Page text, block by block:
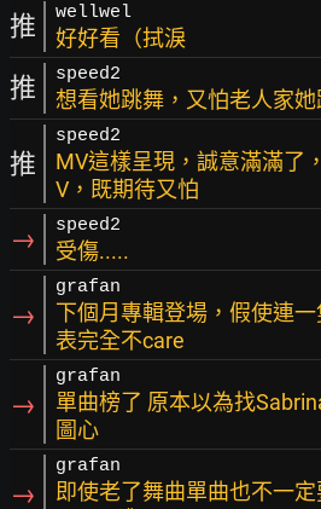
推 wellwel
好好看（拭淚
推 speed2
想看她跳舞，又怕老人家
推
speed2
MV這樣呈現，誠意滿滿了
V，既期待又怕
→ speed2
受傷.....
→
grafan
下個月專輯登場，假使連
表完全不care
→
grafan
單曲榜了 原本以為找
圖心
→
grafan
即使老了舞曲單曲也不一